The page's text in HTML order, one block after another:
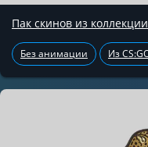
Пак скинов из
Без анимации Из